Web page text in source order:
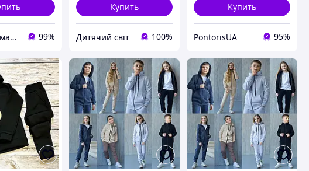
интернет-магазин "Amina Style" 99%
Купить
Дитячий світ 100%
Купить
PontorisUA 95%